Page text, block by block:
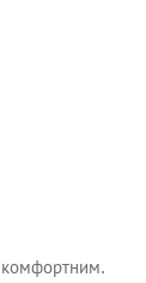
комфортним.